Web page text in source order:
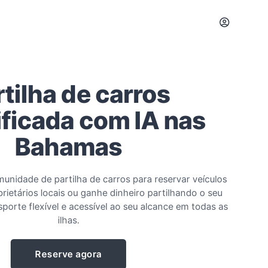
de carros
com IA nas
Bahamas
de partilha de carros para reservar veículos
locais ou ganhe dinheiro partilhando o seu
flexível e acessível ao seu alcance em todas as
ilhas.
Reserve agora